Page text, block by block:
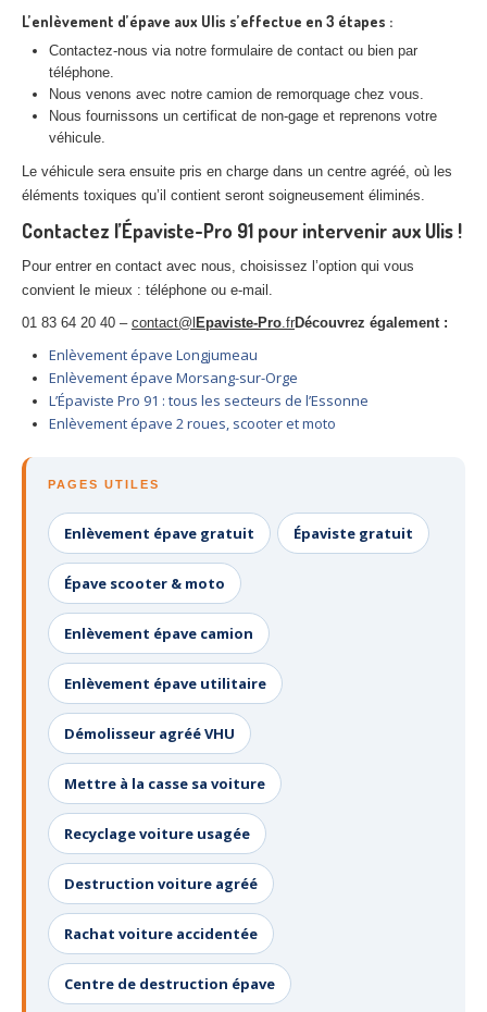
L’enlèvement d’épave aux Ulis s’effectue en 3 étapes :
Contactez-nous via notre formulaire de contact ou bien par
téléphone.
Nous venons avec notre camion de remorquage chez vous.
Nous fournissons un certificat de non-gage et reprenons votre
véhicule.
Le véhicule sera ensuite pris en charge dans un centre agréé, où les
éléments toxiques qu’il contient seront soigneusement éliminés.
Contactez l’Épaviste-Pro 91 pour intervenir aux Ulis !
Pour entrer en contact avec nous, choisissez l’option qui vous
convient le mieux : téléphone ou e-mail.
01 83 64 20 40 – contact@l Epaviste-Pro.frDécouvrez également :
Enlèvement épave Longjumeau
Enlèvement épave Morsang-sur-Orge
L’Épaviste Pro 91 : tous les secteurs de l’Essonne
Enlèvement épave 2 roues, scooter et moto
PAGES UTILES
Enlèvement épave gratuit Épaviste gratuit
Épave scooter & moto
Enlèvement épave camion
Enlèvement épave utilitaire
Démolisseur agréé VHU
Mettre à la casse sa voiture
Recyclage voiture usagée
Destruction voiture agréé
Rachat voiture accidentée
Centre de destruction épave